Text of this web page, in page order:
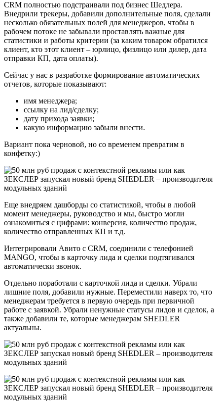
CRM полностью подстраивали под бизнес Шедлера.
Внедрили трекеры, добавили дополнительные поля, сделали
несколько обязательных полей для менеджеров, чтобы в
рабочем потоке не забывали проставлять важные для
статистики и работы критерии (за каким товаром обратился
клиент, кто этот клиент – юрлицо, физлицо или дилер, дата
отправки КП, дата оплаты).
Сейчас у нас в разработке формирование автоматических
отчетов, которые показывают:
имя менеджера;
ссылку на лид/сделку;
дату прихода заявки;
какую информацию забыли внести.
Вариант пока черновой, но со временем превратим в
конфетку:)
Еще внедряем дашборды со статистикой, чтобы в любой
момент менеджеры, руководство и мы, быстро могли
ознакомиться с цифрами: конверсия, количество продаж,
количество отправленных КП и т.д.
Интегрировали Авито с CRM, соединили с телефонией
MANGO, чтобы в карточку лида и сделки подтягивался
автоматически звонок.
Отдельно поработали с карточкой лида и сделки. Убрали
лишние поля, добавили нужные. Переместили наверх то, что
менеджерам требуется в первую очередь при первичной
работе с заявкой. Убрали ненужные статусы лидов и сделок, а
также добавили те, которые менеджерам SHEDLER
актуальны.